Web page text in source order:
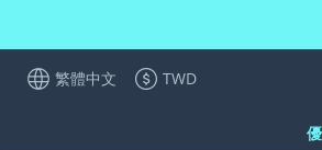
繁體中文 TWD